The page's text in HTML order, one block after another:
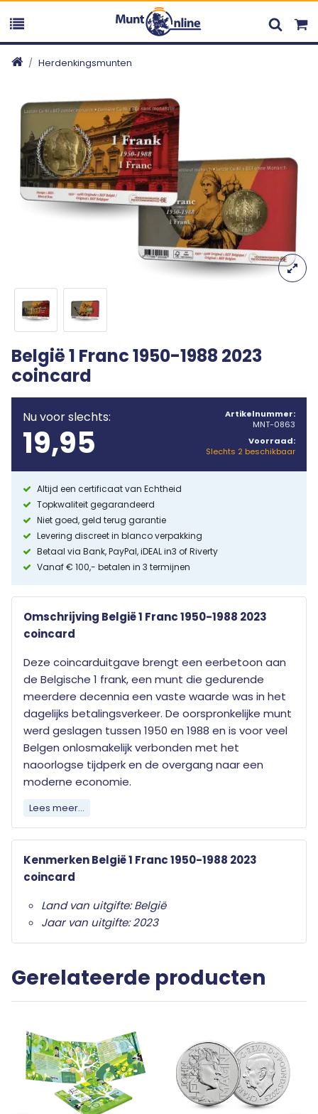
Herdenkingsmunten
België 1 Franc 1950-1988 2023
coincard
Nu voor slechts:
19,95
Artikelnummer:
MNT-0863
Voorraad:
Slechts 2 beschikbaar
Altijd een certificaat van Echtheid
Topkwaliteit gegarandeerd
Niet goed, geld terug garantie
Levering discreet in blanco verpakking
Betaal via Bank, PayPal, iDEAL in3 of Riverty
Vanaf € 100,- betalen in 3 termijnen
Omschrijving België 1 Franc 1950-1988 2023
coincard
Deze coincarduitgave brengt een eerbetoon aan
de Belgische 1 frank, een munt die gedurende
meerdere decennia een vaste waarde was in het
dagelijks betalingsverkeer. De oorspronkelijke munt
werd geslagen tussen 1950 en 1988 en is voor veel
Belgen onlosmakelijk verbonden met het
naoorlogse tijdperk en de overgang naar een
moderne economie.
De coincard presenteert deze historische munt in
een hedendaagse context en benadrukt haar
Het geheel vormt een toegankelijke
verzameluitgave die zowel nostalgische waarde
heeft als educatief inzicht biedt in het voormalige
Belgische frankstelsel.
Deze officiële munt wordt geleverd in een
Lees meer...
Kenmerken België 1 Franc 1950-1988 2023
coincard
Land van uitgifte: België
Jaar van uitgifte: 2023
Gerelateerde producten